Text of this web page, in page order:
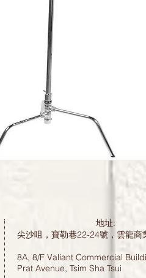
地址:
尖沙咀，寶勒巷22-24號，雲龍
8A, 8/F Valiant Commercial
Prat Avenue, Tsim Sha Tsui